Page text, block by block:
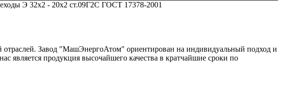
Э 32х2 - 20х2 ст.09Г2С ГОСТ 17378-2001
отраслей. Завод "МашЭнергоАтом" ориентирован на индивидуальный подход и
является продукция высочайшего качества в кратчайшие сроки по